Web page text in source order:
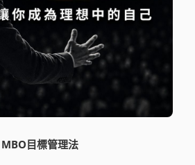
MBO目標管理法